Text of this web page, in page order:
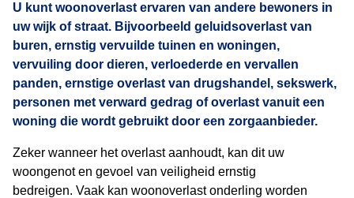
U kunt woonoverlast ervaren van andere bewoners in
uw wijk of straat. Bijvoorbeeld geluidsoverlast van
buren, ernstig vervuilde tuinen en woningen,
vervuiling door dieren, verloederde en vervallen
panden, ernstige overlast van drugshandel, sekswerk,
personen met verward gedrag of overlast vanuit een
woning die wordt gebruikt door een zorgaanbieder.
Zeker wanneer het overlast aanhoudt, kan dit uw
woongenot en gevoel van veiligheid ernstig
bedreigen. Vaak kan woonoverlast onderling worden